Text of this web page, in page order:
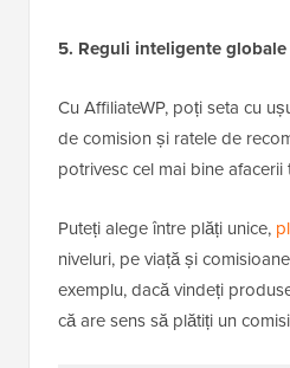
5. Reguli inteligente
Cu AffiliateWP, poți seta cu
de comision și ratele de
potrivesc cel mai bine afacerii
Puteți alege între plăți unice,
niveluri, pe viață și
exemplu, dacă vindeți
că are sens să plătiți un